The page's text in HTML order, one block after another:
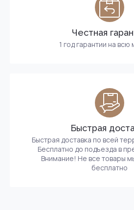
Честная
1 год гарантии на
Быстрая
Быстрая доставка по всей
Бесплатно до подъезда в
Внимание! Не все товары
бесплатно